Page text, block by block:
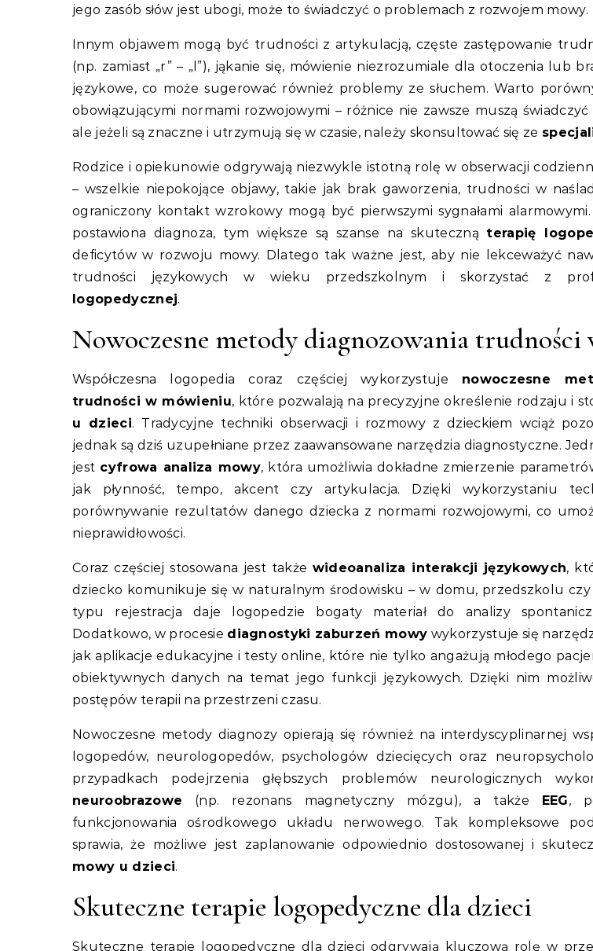
jego zasób słów jest ubogi, może to świadczyć o problemach z rozwojem mowy.
Innym objawem mogą być trudności z artykulacją, częste zastępowanie
(np. zamiast „r” – „l”), jąkanie się, mówienie niezrozumiale dla otoczenia lub
językowe, co może sugerować również problemy ze słuchem. Warto
obowiązującymi normami rozwojowymi – różnice nie zawsze muszą
ale jeżeli są znaczne i utrzymują się w czasie, należy skonsultować się ze
Rodzice i opiekunowie odgrywają niezwykle istotną rolę w obserwacji
– wszelkie niepokojące objawy, takie jak brak gaworzenia, trudności w
ograniczony kontakt wzrokowy mogą być pierwszymi sygnałami
postawiona diagnoza, tym większe są szanse na skuteczną terapię
deficytów w rozwoju mowy. Dlatego tak ważne jest, aby nie lekceważyć
trudności językowych w wieku przedszkolnym i skorzystać z
logopedycznej.
Nowoczesne metody diagnozowania
Współczesna logopedia coraz częściej wykorzystuje nowoczesne
trudności w mówieniu, które pozwalają na precyzyjne określenie rodzaju i
u dzieci. Tradycyjne techniki obserwacji i rozmowy z dzieckiem wciąż
jednak są dziś uzupełniane przez zaawansowane narzędzia diagnostyczne.
jest cyfrowa analiza mowy, która umożliwia dokładne zmierzenie
jak płynność, tempo, akcent czy artykulacja. Dzięki wykorzystaniu
porównywanie rezultatów danego dziecka z normami rozwojowymi, co
nieprawidłowości.
Coraz częściej stosowana jest także wideoanaliza interakcji językowych,
dziecko komunikuje się w naturalnym środowisku – w domu, przedszkolu czy
typu rejestracja daje logopedzie bogaty materiał do analizy
Dodatkowo, w procesie diagnostyki zaburzeń mowy wykorzystuje się
jak aplikacje edukacyjne i testy online, które nie tylko angażują młodego
obiektywnych danych na temat jego funkcji językowych. Dzięki nim
postępów terapii na przestrzeni czasu.
Nowoczesne metody diagnozy opierają się również na interdyscyplinarnej
logopedów, neurologopedów, psychologów dziecięcych oraz
przypadkach podejrzenia głębszych problemów neurologicznych
neuroobrazowe (np. rezonans magnetyczny mózgu), a także EEG,
funkcjonowania ośrodkowego układu nerwowego. Tak kompleksowe
sprawia, że możliwe jest zaplanowanie odpowiednio dostosowanej i
mowy u dzieci.
Skuteczne terapie logopedyczne dla dzieci
Skuteczne terapie logopedyczne dla dzieci odgrywają kluczową rolę w